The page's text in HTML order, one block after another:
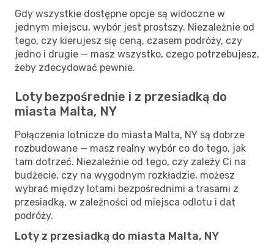
Gdy wszystkie dostępne opcje są widoczne w
jednym miejscu, wybór jest prostszy. Niezależnie od
tego, czy kierujesz się ceną, czasem podróży, czy
jedno i drugie — masz wszystko, czego potrzebujesz,
żeby zdecydować pewnie.
Loty bezpośrednie i z przesiadką do
miasta Malta, NY
Połączenia lotnicze do miasta Malta, NY są dobrze
rozbudowane — masz realny wybór co do tego, jak
tam dotrzeć. Niezależnie od tego, czy zależy Ci na
budżecie, czy na wygodnym rozkładzie, możesz
wybrać między lotami bezpośrednimi a trasami z
przesiadką, w zależności od miejsca odlotu i dat
podróży.
Loty z przesiadką do miasta Malta, NY